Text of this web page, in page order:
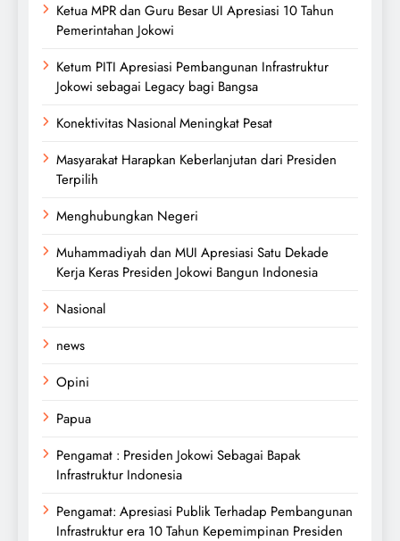
Ketua MPR dan Guru Besar UI Apresiasi 10 Tahun
Pemerintahan Jokowi
Ketum PITI Apresiasi Pembangunan Infrastruktur
Jokowi sebagai Legacy bagi Bangsa
Konektivitas Nasional Meningkat Pesat
Masyarakat Harapkan Keberlanjutan dari Presiden
Terpilih
Menghubungkan Negeri
Muhammadiyah dan MUI Apresiasi Satu Dekade
Kerja Keras Presiden Jokowi Bangun Indonesia
Nasional
news
Opini
Papua
Pengamat : Presiden Jokowi Sebagai Bapak
Infrastruktur Indonesia
Pengamat: Apresiasi Publik Terhadap Pembangunan
Infrastruktur era 10 Tahun Kepemimpinan Presiden